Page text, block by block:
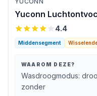
Yuconn
4.4
Middensegment
WAAROM DEZE?
Wasdroogmodus:
zonder